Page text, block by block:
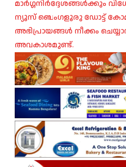
മാർഗ്ഗനിർദ്ദേശങ്ങൾക്കും
ന്യൂസ് ബെംഗളൂരു ഡോട്ട്
അഭിപ്രായങ്ങൾ നീക്കം
അവകാശമുണ്ട്.